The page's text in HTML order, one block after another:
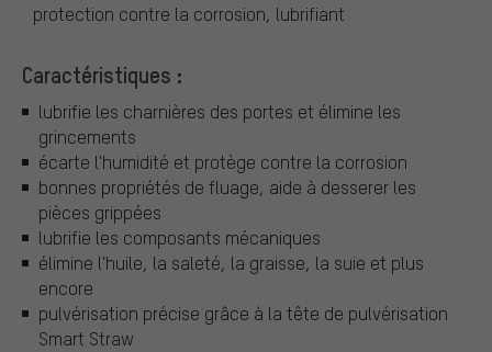
protection contre la corrosion, lubrifiant
Caractéristiques :
lubrifie les charnières des portes et élimine les
grincements
écarte l'humidité et protège contre la corrosion
bonnes propriétés de fluage, aide à desserer les
pièces grippées
lubrifie les composants mécaniques
élimine l'huile, la saleté, la graisse, la suie et plus
encore
pulvérisation précise grâce à la tête de pulvérisation
Smart Straw